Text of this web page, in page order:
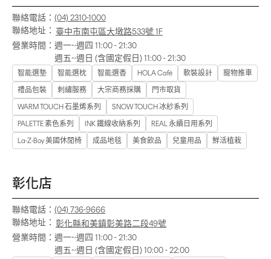
聯絡電話： (04) 2310-1000
聯絡地址： 臺中市南屯區大墩路533號 1F
營業時間： 週一~週四 11:00 - 21:30
週五~週日 (含國定假日) 11:00 - 21:30
智能選墊 智能選枕 智能選香 HOLA Café 軟裝設計
寵物推車
禮品包裝
刺繡服務 大宗商務採購
門市取貨
WARM TOUCH 石墨烯系列
SNOW TOUCH 冰紗系列
PALETTE 素色系列
INK 鐵線收納系列
REAL 永續日用系列
La-Z-Boy 美國休閒椅
成品地毯 美食飲品 兒童用品 鮮活植栽
彰化店
聯絡電話： (04) 736-9666
聯絡地址： 彰化縣和美鎮彰美路二段49號
營業時間： 週一~週四 11:00 - 21:30
週五~週日 (含國定假日) 10:00 - 22:00